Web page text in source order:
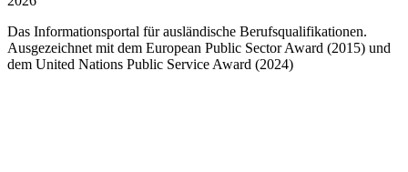
Das Informationsportal für ausländische Berufsqualifikationen.
Ausgezeichnet mit dem European Public Sector Award (2015) und
dem United Nations Public Service Award (2024)